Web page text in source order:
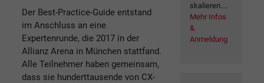
Der Best-Practice-Guide entstand
im Anschluss an eine
Expertenrunde, die 2017 in der
Allianz Arena in München stattfand.
Alle Teilnehmer haben gemeinsam,
dass sie hunderttausende von CX-
skalieren....
Mehr Infos
&
Anmeldung